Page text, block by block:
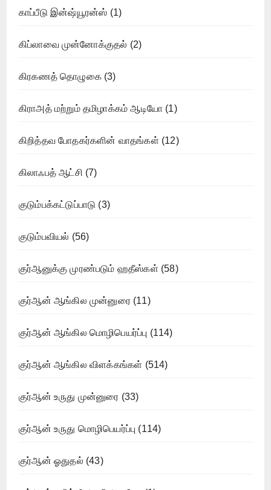
காப்பீடு இன்ஷ்யூரன்ஸ் (1)
கிப்லாவை முன்னோக்குதல் (2)
கிரகணத் தொழுகை(3)
கிராஅத் மற்றும் தமிழாக்கம் ஆடியோ (1)
கிறித்தவ போதகர்களின் வாதங்கள் (12)
கிலாஃபத் ஆட்சி (7)
குடும்பக்கட்டுப்பாடு (3)
குடும்பவியல் (56)
குர்ஆனுக்கு முரண்படும் ஹதீஸ்கள் (58)
குர்ஆன் ஆங்கில முன்னுரை(11)
குர்ஆன் ஆங்கில மொழிபெயர்ப்பு (114)
குர்ஆன் ஆங்கில விளக்கங்கள் (514)
குர்ஆன் உருது முன்னுரை (33)
குர்ஆன் உருது மொழிபெயர்ப்பு (114)
குர்ஆன் ஓதுதல் (43)